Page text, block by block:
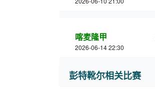
喀麦隆甲
2026-06-14 22:30
彭特靴尔相关比赛